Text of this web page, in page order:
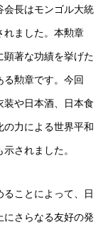
会長はモンゴル大統
れました。本勲章
顕著な功績を挙げた
る勲章です。今回
装や日本酒、日本食
力による世界平和
されました。
ことによって、日
にさらなる友好の発